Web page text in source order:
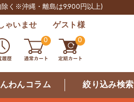
く※沖縄・離島は9,900円以上)
ゃいませ ゲスト様
0 0
わんコラム 絞り込み検索